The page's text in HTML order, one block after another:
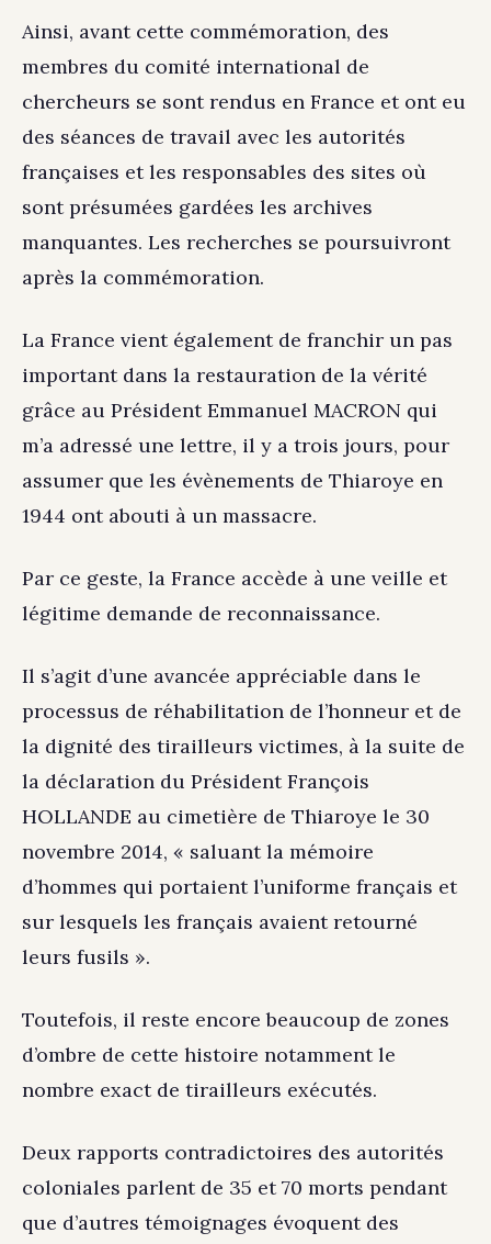
Ainsi, avant cette commémoration, des
membres du comité international de
chercheurs se sont rendus en France et ont eu
des séances de travail avec les autorités
françaises et les responsables des sites où
sont présumées gardées les archives
manquantes. Les recherches se poursuivront
après la commémoration.
La France vient également de franchir un pas
important dans la restauration de la vérité
grâce au Président Emmanuel MACRON qui
m’a adressé une lettre, il y a trois jours, pour
assumer que les évènements de Thiaroye en
1944 ont abouti à un massacre.
Par ce geste, la France accède à une veille et
légitime demande de reconnaissance.
Il s’agit d’une avancée appréciable dans le
processus de réhabilitation de l’honneur et de
la dignité des tirailleurs victimes, à la suite de
la déclaration du Président François
HOLLANDE au cimetière de Thiaroye le 30
novembre 2014, « saluant la mémoire
d’hommes qui portaient l’uniforme français et
sur lesquels les français avaient retourné
leurs fusils ».
Toutefois, il reste encore beaucoup de zones
d’ombre de cette histoire notamment le
nombre exact de tirailleurs exécutés.
Deux rapports contradictoires des autorités
coloniales parlent de 35 et 70 morts pendant
que d’autres témoignages évoquent des